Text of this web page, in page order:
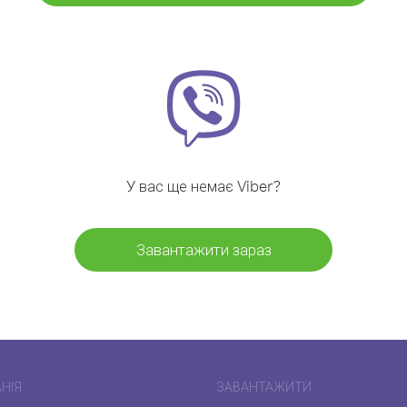
У вас ще немає Viber?
Завантажити зараз
ЗАВАНТАЖИТИ